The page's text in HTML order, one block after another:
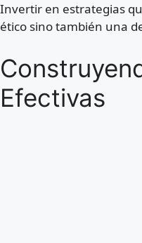
Invertir en estrategias
ético sino también una
Efectivas